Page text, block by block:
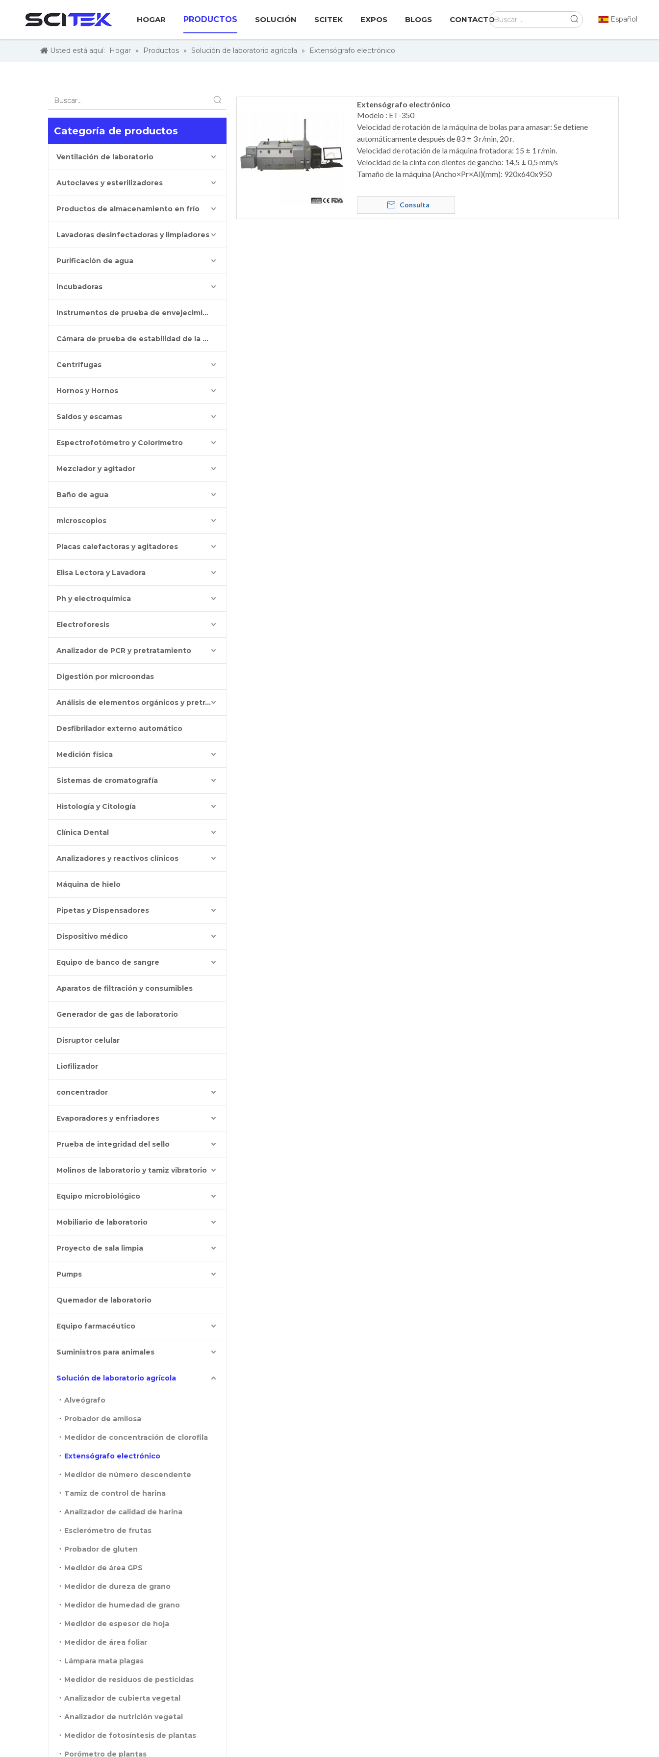
HOGAR PRODUCTOS SOLUCIÓN SCITEK EXPOS BLOGS CONTACTO Español
Usted está aquí: Hogar » Productos » Solución de laboratorio agrícola » Extensógrafo electrónico
Categoría de productos
Ventilación de laboratorio
Autoclaves y esterilizadores
Productos de almacenamiento en frío
Lavadoras desinfectadoras y limpiadores
Purificación de agua
incubadoras
Instrumentos de prueba de envejecimiento
Cámara de prueba de estabilidad de la batería
Centrífugas
Hornos y Hornos
Saldos y escamas
Espectrofotómetro y Colorímetro
Mezclador y agitador
Baño de agua
microscopios
Placas calefactoras y agitadores
Elisa Lectora y Lavadora
Ph y electroquímica
Electroforesis
Analizador de PCR y pretratamiento
Digestión por microondas
Análisis de elementos orgánicos y pretratamiento
Desfibrilador externo automático
Medición física
Sistemas de cromatografía
Histología y Citología
Clínica Dental
Analizadores y reactivos clínicos
Máquina de hielo
Pipetas y Dispensadores
Dispositivo médico
Equipo de banco de sangre
Aparatos de filtración y consumibles
Generador de gas de laboratorio
Disruptor celular
Liofilizador
concentrador
Evaporadores y enfriadores
Prueba de integridad del sello
Molinos de laboratorio y tamiz vibratorio
Equipo microbiológico
Mobiliario de laboratorio
Proyecto de sala limpia
Pumps
Quemador de laboratorio
Equipo farmacéutico
Suministros para animales
Solución de laboratorio agrícola
Alveógrafo
Probador de amilosa
Medidor de concentración de clorofila
Extensógrafo electrónico
Medidor de número descendente
Tamiz de control de harina
Analizador de calidad de harina
Esclerómetro de frutas
Probador de gluten
Medidor de área GPS
Medidor de dureza de grano
Medidor de humedad de grano
Medidor de espesor de hoja
Medidor de área foliar
Lámpara mata plagas
Medidor de residuos de pesticidas
Analizador de cubierta vegetal
Analizador de nutrición vegetal
Medidor de fotosíntesis de plantas
Porómetro de plantas
Extensógrafo electrónico
Modelo : ET-350
Velocidad de rotación de la máquina de bolas para amasar: Se detiene
automáticamente después de 83 ± 3 r/min, 20 r.
Velocidad de rotación de la máquina frotadora: 15 ± 1 r/min.
Velocidad de la cinta con dientes de gancho: 14,5 ± 0,5 mm/s
Tamaño de la máquina (Ancho×Pr×Al)(mm): 920x640x950
Consulta